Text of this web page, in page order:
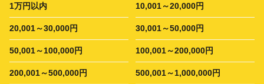
1万円以内 10,001～20,000円
20,001～30,000円 30,001～50,000円
50,001～100,000円 100,001～200,000円
200,001～500,000円 500,001～1,000,000円